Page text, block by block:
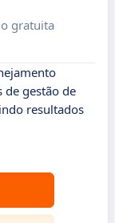
gratuita
de gestão de
resultados